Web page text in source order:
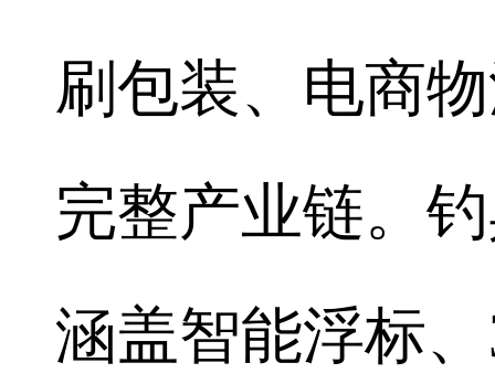
刷包装、电商
完整产业链。
涵盖智能浮标